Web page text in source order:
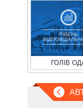
РІВЕНЬ
ГОЛІВ